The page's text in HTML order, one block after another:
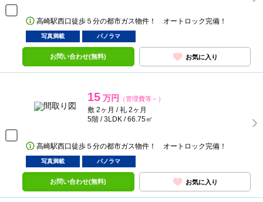
高崎駅西口徒歩５分の都市ガス物件！ オートロック完備！
写真満載 パノラマ
お問い合わせ(無料) お気に入り
15 万円 （管理費等－）
敷 2ヶ月 / 礼 2ヶ月
5階 / 3LDK / 66.75㎡
高崎駅西口徒歩５分の都市ガス物件！ オートロック完備！
写真満載 パノラマ
お問い合わせ(無料) お気に入り